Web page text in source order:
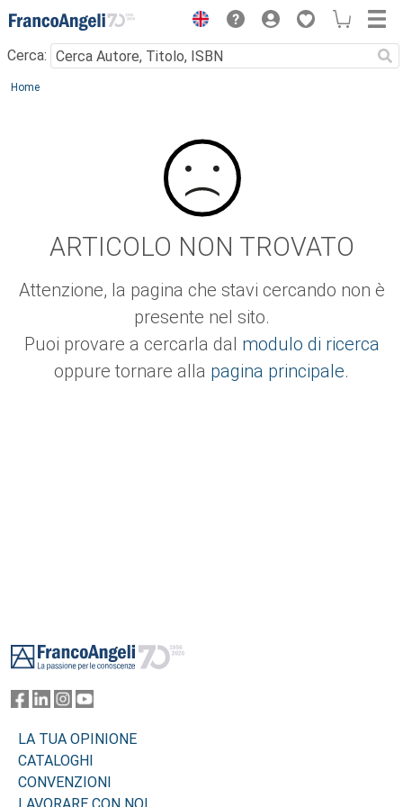
Menu
Cerca:
Main content
Home
ARTICOLO NON TROVATO
Attenzione, la pagina che stavi cercando non è
presente nel sito.
Puoi provare a cercarla dal modulo di ricerca
oppure tornare alla pagina principale.
LA TUA OPINIONE
CATALOGHI
CONVENZIONI